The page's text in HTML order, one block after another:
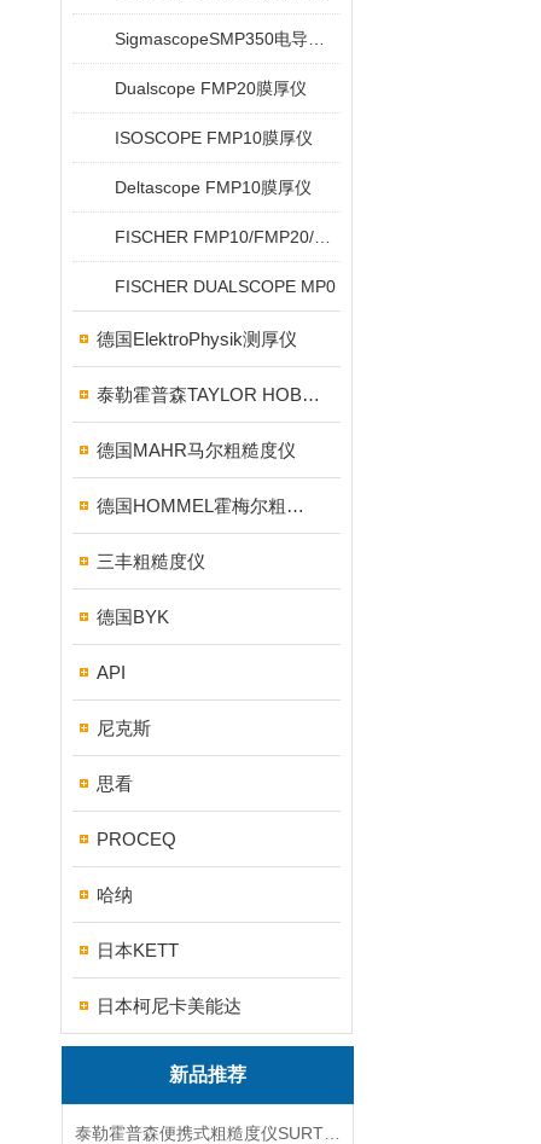
Dualscope FMP20膜厚仪
ISOSCOPE FMP10膜厚仪
Deltascope FMP10膜厚仪
FISCHER DUALSCOPE MP0
德国ElektroPhysik测厚仪
泰勒霍普森TAYLOR HOBSON粗糙度仪
德国MAHR马尔粗糙度仪
德国HOMMEL霍梅尔粗糙度仪
三丰粗糙度仪
德国BYK
API
尼克斯
思看
PROCEQ
哈纳
日本KETT
日本柯尼卡美能达
新品推荐